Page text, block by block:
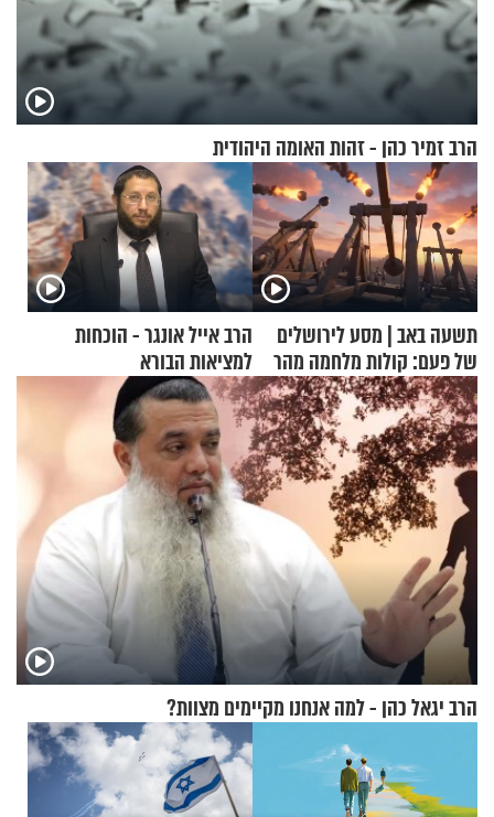
הרב זמיר כהן - זהות האומה היהודית
תשעה באב | מסע לירושלים
של פעם: קולות מלחמה מהר
הזיתים
הרב אייל אונגר - הוכחות
למציאות הבורא
הרב יגאל כהן - למה אנחנו מקיימים מצוות?